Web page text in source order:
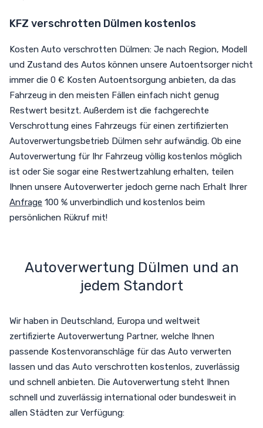
KFZ verschrotten Dülmen kostenlos
Kosten Auto verschrotten Dülmen: Je nach Region, Modell
und Zustand des Autos können unsere Autoentsorger nicht
immer die 0 € Kosten Autoentsorgung anbieten, da das
Fahrzeug in den meisten Fällen einfach nicht genug
Restwert besitzt. Außerdem ist die fachgerechte
Verschrottung eines Fahrzeugs für einen zertifizierten
Autoverwertungsbetrieb Dülmen sehr aufwändig. Ob eine
Autoverwertung für Ihr Fahrzeug völlig kostenlos möglich
ist oder Sie sogar eine Restwertzahlung erhalten, teilen
Ihnen unsere Autoverwerter jedoch gerne nach Erhalt Ihrer
Anfrage 100 % unverbindlich und kostenlos beim
persönlichen Rükruf mit!
Autoverwertung Dülmen und an
jedem Standort
Wir haben in Deutschland, Europa und weltweit
zertifizierte Autoverwertung Partner, welche Ihnen
passende Kostenvoranschläge für das Auto verwerten
lassen und das Auto verschrotten kostenlos, zuverlässig
und schnell anbieten. Die Autoverwertung steht Ihnen
schnell und zuverlässig international oder bundesweit in
allen Städten zur Verfügung: